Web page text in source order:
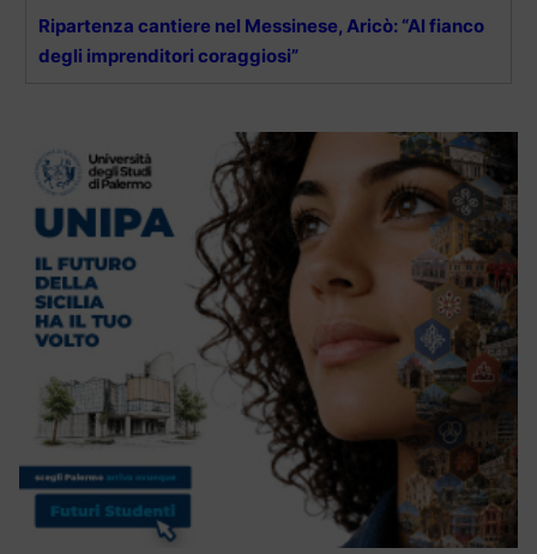
Ripartenza cantiere nel Messinese, Aricò: “Al fianco
degli imprenditori coraggiosi”